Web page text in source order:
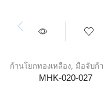
ก้านโยกทองเหลือง, มือจับก้
MHK-020-027